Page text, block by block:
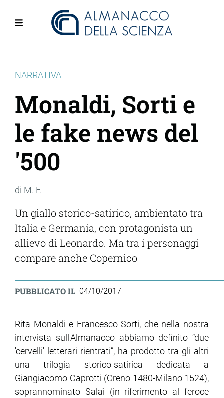
NARRATIVA
Monaldi, Sorti e
le fake news del
'500
di M. F.
Un giallo storico-satirico, ambientato tra
Italia e Germania, con protagonista un
allievo di Leonardo. Ma tra i personaggi
compare anche Copernico
PUBBLICATO IL 04/10/2017
Rita Monaldi e Francesco Sorti, che nella nostra
intervista sull'Almanacco abbiamo definito “due
'cervelli' letterari rientrati”, ha prodotto tra gli altri
una trilogia storico-satirica dedicata a
Giangiacomo Caprotti (Oreno 1480-Milano 1524),
soprannominato Salaì (in riferimento al feroce